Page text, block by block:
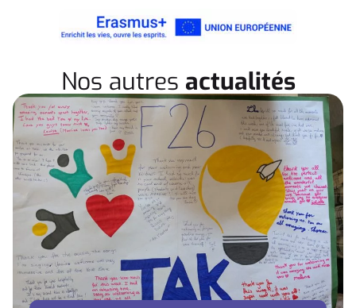
Nos autres actualités